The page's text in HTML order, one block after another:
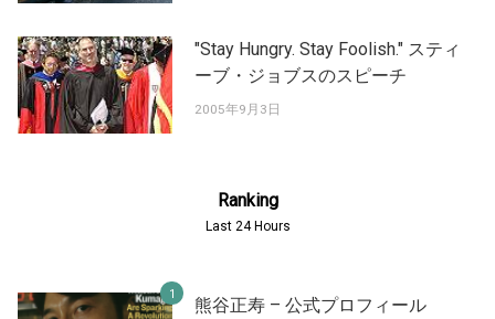
"Stay Hungry. Stay Foolish." スティ
ーブ・ジョブスのスピーチ
2005年9月3日
Ranking
Last 24 Hours
熊谷正寿 – 公式プロフィール